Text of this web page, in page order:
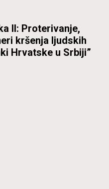
II: Proterivanje,
kršenja ljudskih
Hrvatske u Srbiji”